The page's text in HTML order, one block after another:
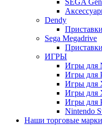
Dendy
Приставки
Sega Megadrive
Приставки
ИГРЫ
Игры для
Игры для
Игры для
Игры для
Игры для
Nintendo
Наши торговые марки